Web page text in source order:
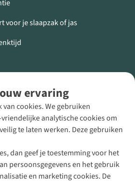
ervaring
cookies. We gebruiken
analytische cookies om
te laten werken. Deze gebruiken
dan geef je toestemming voor het
persoonsgegevens en het gebruik
en marketing cookies. De
voor je slaapzak of jas
Buitenexpert